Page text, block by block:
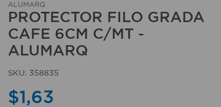
ALUMARQ
PROTECTOR FILO GRADA
CAFE 6CM C/MT -
ALUMARQ
SKU: 358835
$1,63
6.
escritorio
7
cerradura
8.
aspiradora
9
lavamanos
10. taladro